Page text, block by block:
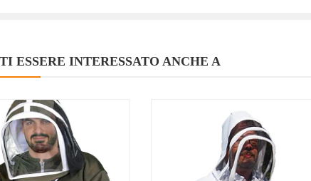
ESSERE INTERESSATO ANCHE A